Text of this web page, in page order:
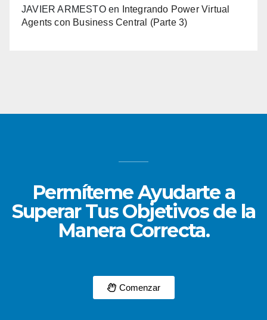
JAVIER ARMESTOen
Integrando Power Virtual
Agents con Business Central (Parte 3)
Permíteme Ayudarte a
Superar Tus Objetivos de la
Manera Correcta.
Comenzar